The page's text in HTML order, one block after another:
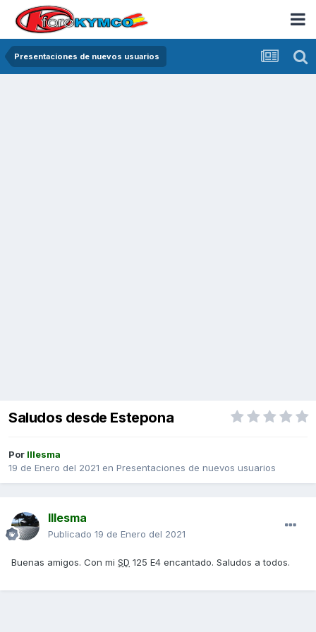
Presentaciones de nuevos usuarios
Saludos desde Estepona
Por Illesma
19 de Enero del 2021 en Presentaciones de nuevos usuarios
Illesma
Publicado 19 de Enero del 2021
Buenas amigos. Con mi SD 125 E4 encantado. Saludos a todos.